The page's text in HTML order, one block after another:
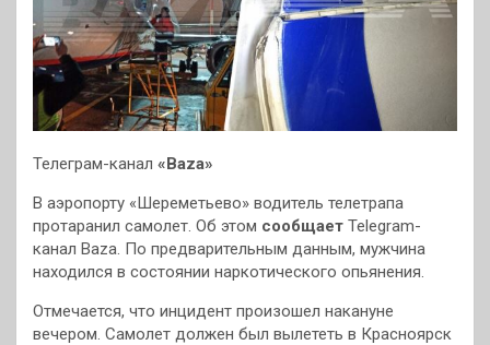
Телеграм-канал «Baza»
В аэропорту «Шереметьево» водитель телетрапа
протаранил самолет. Об этом сообщает Telegram-
канал Baza. По предварительным данным, мужчина
находился в состоянии наркотического опьянения.
Отмечается, что инцидент произошел накануне
вечером. Самолет должен был вылететь в Красноярск